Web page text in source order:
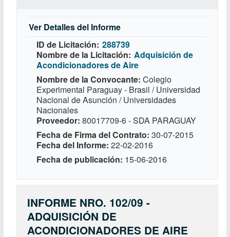
Ver Detalles del Informe
ID de Licitación 288739
Nombre de la Licitación Adquisición de
Acondicionadores de Aire
Nombre de la Convocante Colegio
Experimental Paraguay - Brasil / Universidad
Nacional de Asunción / Universidades
Nacionales
Proveedor 80017709-6 - SDA PARAGUAY
Fecha de Firma del Contrato 30-07-2015
Fecha del Informe 22-02-2016
Fecha de publicación 15-06-2016
INFORME NRO. 102/09 -
ADQUISICIÓN DE
ACONDICIONADORES DE AIRE